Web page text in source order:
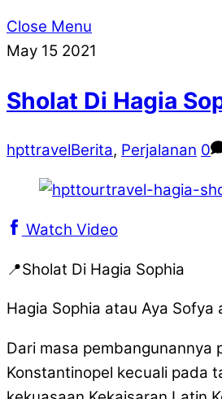
Close Menu
May 15 2021
Sholat Di Hagia
hpttravelBerita, Perjalanan 0
Watch Video
📍Sholat Di Hagia Sophia
Hagia Sophia atau Aya
Dari masa
Konstantinopel kecuali pada